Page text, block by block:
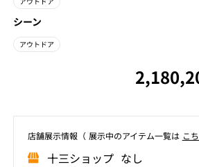
シーン
アウトドア
店舗展⽰情報（ 展⽰中のアイテム⼀覧は こ
⼗三ショップ なし